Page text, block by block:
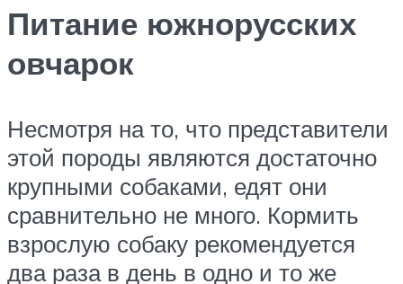
Питание южнорусских
овчарок
Несмотря на то, что представители
этой породы являются достаточно
крупными собаками, едят они
сравнительно не много. Кормить
взрослую собаку рекомендуется
два раза в день в одно и то же